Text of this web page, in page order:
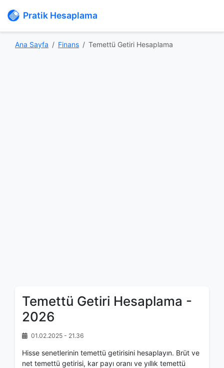
Pratik Hesaplama
Ana Sayfa Finans Temettü Getiri Hesaplama
Temettü Getiri Hesaplama -
2026
01.02.2025 - 21.36
Hisse senetlerinin temettü getirisini hesaplayın. Brüt ve
net temettü getirisi, kar payı oranı ve yıllık temettü